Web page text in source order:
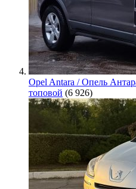
Opel Antara / Опель
топовой (6 926)